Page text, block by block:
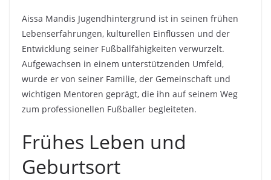
Aissa Mandis Jugendhintergrund ist in seinen frühen
Lebenserfahrungen, kulturellen Einflüssen und der
Entwicklung seiner Fußballfähigkeiten verwurzelt.
Aufgewachsen in einem unterstützenden Umfeld,
wurde er von seiner Familie, der Gemeinschaft und
wichtigen Mentoren geprägt, die ihn auf seinem Weg
zum professionellen Fußballer begleiteten.
Frühes Leben und
Geburtsort